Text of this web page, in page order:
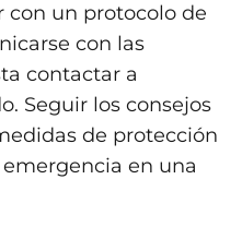
con un protocolo de
con las
contactar a
Seguir los consejos
de protección
en una